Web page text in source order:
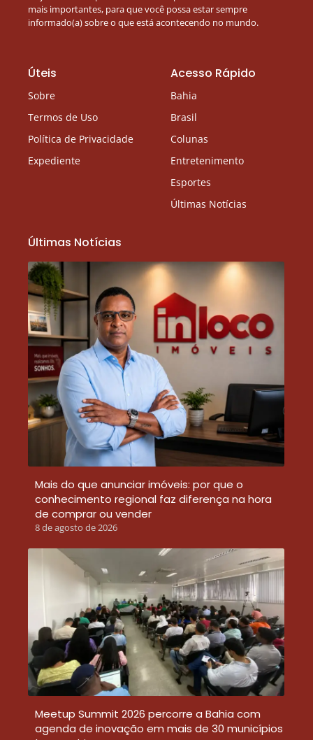
mais importantes, para que você possa estar sempre
informado(a) sobre o que está acontecendo no mundo.
Úteis
Sobre
Termos de Uso
Política de Privacidade
Expediente
Acesso Rápido
Bahia
Brasil
Colunas
Entretenimento
Esportes
Últimas Notícias
Últimas Notícias
Mais do que anunciar imóveis: por que o
conhecimento regional faz diferença na hora
de comprar ou vender
8 de agosto de 2026
Meetup Summit 2026 percorre a Bahia com
agenda de inovação em mais de 30 municípios